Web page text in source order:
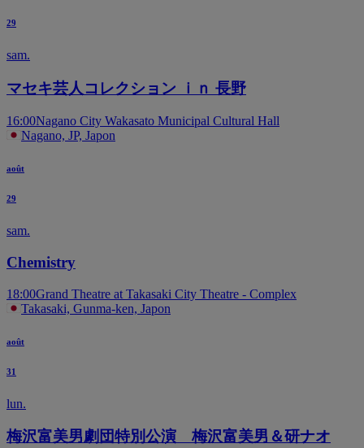
29
sam.
マセキ芸人コレクション ｉｎ 長野
16:00Nagano City Wakasato Municipal Cultural Hall
Nagano, JP, Japon
août
29
sam.
Chemistry
18:00Grand Theatre at Takasaki City Theatre - Complex
Takasaki, Gunma-ken, Japon
août
31
lun.
梅沢富美男劇団特別公演 梅沢富美男＆研ナオ